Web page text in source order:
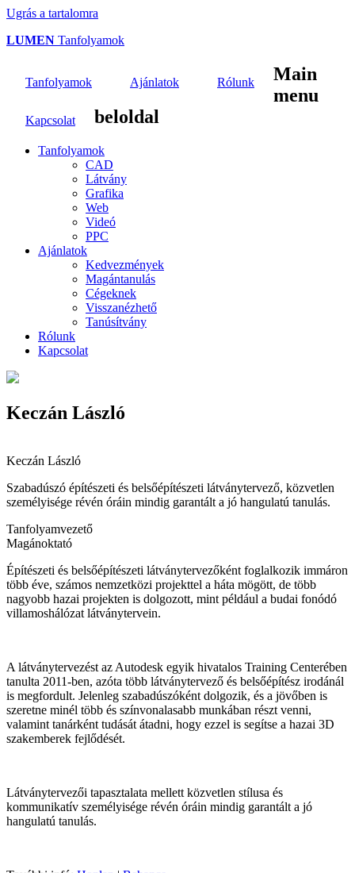
Ugrás a tartalomra
LUMEN Tanfolyamok
Tanfolyamok Ajánlatok Rólunk
Kapcsolat
Main
menu
beloldal
Tanfolyamok
CAD
Látvány
Grafika
Web
Videó
PPC
Ajánlatok
Kedvezmények
Magántanulás
Cégeknek
Visszanézhető
Tanúsítvány
Rólunk
Kapcsolat
Keczán László
Keczán László
Szabadúszó építészeti és belsőépítészeti látványtervező, közvetlen
személyisége révén óráin mindig garantált a jó hangulatú tanulás.
Tanfolyamvezető
Magánoktató
Építészeti és belsőépítészeti látványtervezőként foglalkozik immáron
több éve, számos nemzetközi projekttel a háta mögött, de több
nagyobb hazai projekten is dolgozott, mint például a budai fonódó
villamoshálózat látványtervein.
A látványtervezést az Autodesk egyik hivatalos Training Centerében
tanulta 2011-ben, azóta több látványtervező és belsőépítész irodánál
is megfordult. Jelenleg szabadúszóként dolgozik, és a jövőben is
szeretne minél több és színvonalasabb munkában részt venni,
valamint tanárként tudását átadni, hogy ezzel is segítse a hazai 3D
szakemberek fejlődését.
Látványtervezői tapasztalata mellett közvetlen stílusa és
kommunikatív személyisége révén óráin mindig garantált a jó
hangulatú tanulás.